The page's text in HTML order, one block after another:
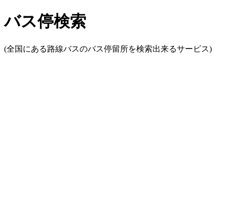
バス停検索
(全国にある路線バスのバス停留所を検索出来るサービス)